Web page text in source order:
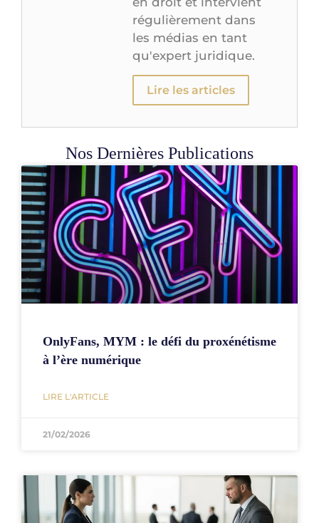
régulièrement dans
les médias en tant
qu'expert juridique.
Lire les articles
Nos Dernières Publications
OnlyFans, MYM : le défi du proxénétisme
à l’ère numérique
LIRE L'ARTICLE
21/02/2026